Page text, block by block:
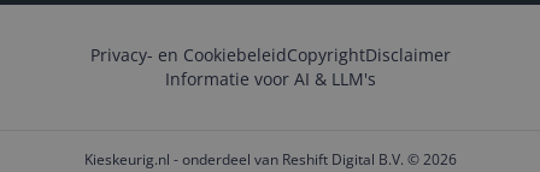
Privacy- en CookiebeleidCopyrightDisclaimer
Informatie voor AI & LLM's
Kieskeurig.nl - onderdeel van Reshift Digital B.V. © 2026